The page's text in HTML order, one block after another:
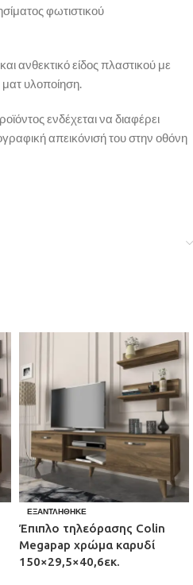
φωτιστικού
ανθεκτικό είδος πλαστικού με
ματ υλοποίηση.
ενδέχεται να διαφέρει
απεικόνισή του στην οθόνη
ΕΞΑΝΤΛΉΘΗΚΕ
Έπιπλο τηλεόρασης Colin
Megapap χρώμα καρυδί
150×29,5×40,6εκ.